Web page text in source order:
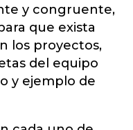
y congruente,
que exista
los proyectos,
del equipo
y ejemplo de